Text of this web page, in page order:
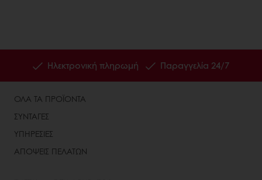
Ηλεκτρονική πληρωμή Παραγγελία 24/7
ΟΛΑ ΤΑ ΠΡΟΪΟΝΤΑ
ΣΥΝΤΑΓΕΣ
ΥΠΗΡΕΣΙΕΣ
ΑΠΟΨΕΙΣ ΠΕΛΑΤΩΝ